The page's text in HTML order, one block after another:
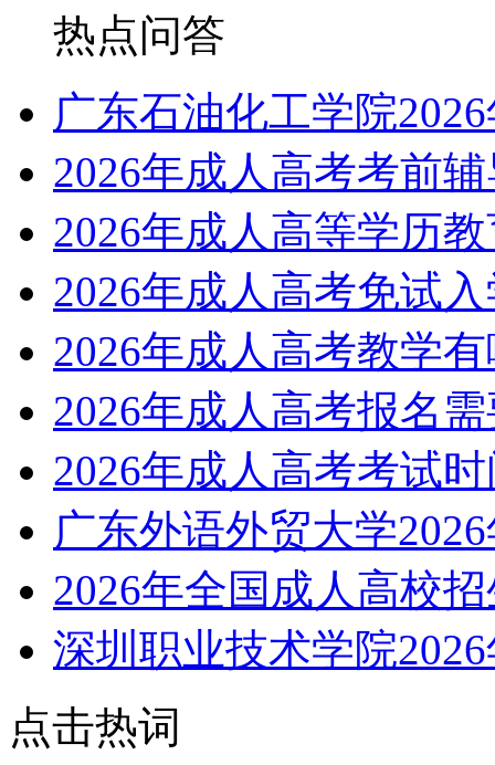
热点问答
广东石油化工学院
2026年成人高考考前
2026年成人高等学历
2026年成人高考免试
2026年成人高考教学
2026年成人高考报名
2026年成人高考考试
广东外语外贸大学
2026年全国成人高校
深圳职业技术学院
点击热词